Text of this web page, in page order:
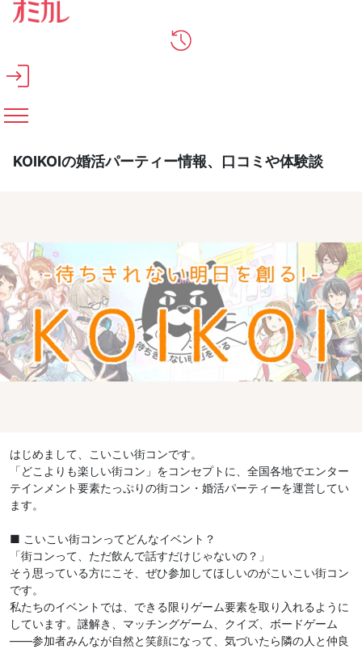
メインコンテンツへスキップ
KOIKOIの婚活パーティー情報、口コミや体験談
はじめまして、こいこい街コンです。
「どこよりも楽しい街コン」をコンセプトに、全国各地でエンター
テインメント要素たっぷりの街コン・婚活パーティーを運営してい
ます。
■ こいこい街コンってどんなイベント？
「街コンって、ただ飲んで話すだけじゃないの？」
そう思っている方にこそ、ぜひ参加してほしいのがこいこい街コン
です。
私たちのイベントでは、できる限りゲーム要素を取り入れるように
しています。謎解き、マッチングゲーム、クイズ、ボードゲーム
——参加者みんなが自然と笑顔になって、気づいたら隣の人と仲良